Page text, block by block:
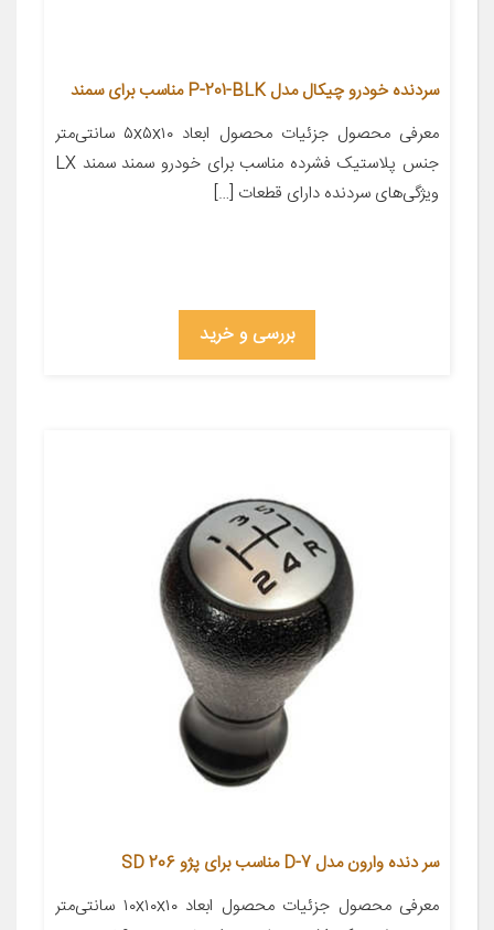
سردنده خودرو چیکال مدل P-201-BLK مناسب برای سمند
معرفی محصول جزئیات محصول ابعاد ۵x۵x۱۰ سانتی‌متر
جنس پلاستیک فشرده مناسب برای خودرو سمند سمند LX
ویژگی‌های سردنده دارای قطعات […]
بررسی و خرید
سر دنده وارون مدل D-7 مناسب برای پژو 206 SD
معرفی محصول جزئیات محصول ابعاد ۱۰x۱۰x۱۰ سانتی‌متر